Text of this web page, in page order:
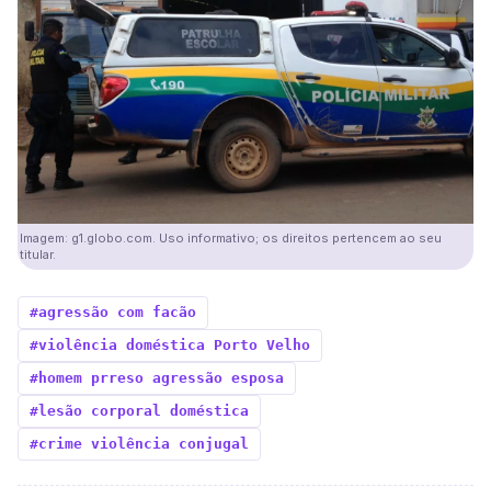
Imagem: g1.globo.com. Uso informativo; os direitos pertencem ao seu
titular.
#agressão com facão
#violência doméstica Porto Velho
#homem prreso agressão esposa
#lesão corporal doméstica
#crime violência conjugal